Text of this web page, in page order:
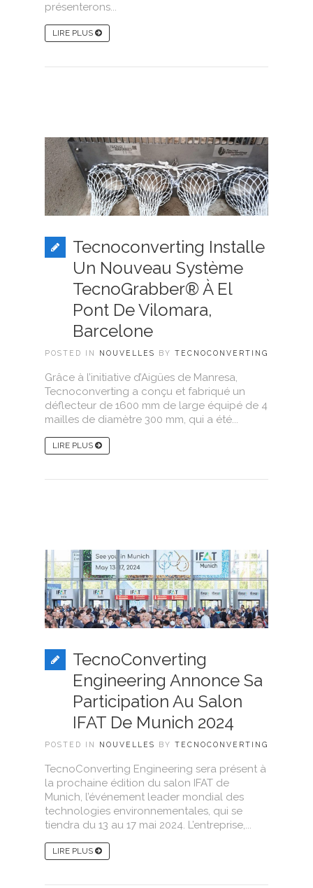
présenterons...
LIRE PLUS
Tecnoconverting Installe
Un Nouveau Système
TecnoGrabber® À El
Pont De Vilomara,
Barcelone
POSTED IN NOUVELLES BY TECNOCONVERTING
Grâce à l’initiative d’Aigües de Manresa,
Tecnoconverting a conçu et fabriqué un
déflecteur de 1600 mm de large équipé de 4
mailles de diamètre 300 mm, qui a été...
LIRE PLUS
TecnoConverting
Engineering Annonce Sa
Participation Au Salon
IFAT De Munich 2024
POSTED IN NOUVELLES BY TECNOCONVERTING
TecnoConverting Engineering sera présent à
la prochaine édition du salon IFAT de
Munich, l’événement leader mondial des
technologies environnementales, qui se
tiendra du 13 au 17 mai 2024. L’entreprise,...
LIRE PLUS